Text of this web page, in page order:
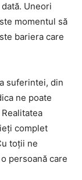
Uneori
momentul să
bariera care
suferintei, din
ne poate
complet
toții ne
persoană care